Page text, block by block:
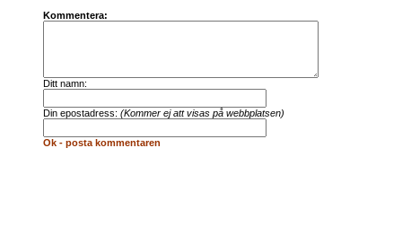
Kommentera:
Ditt namn:
Din epostadress: (Kommer ej att visas på webbplatsen)
Ok - posta kommentaren